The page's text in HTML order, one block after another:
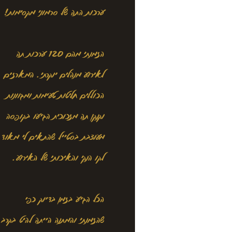
ערכות התה של סרמוני מקסימות!
הזמנתי מהם 120 ערכות תה
לאירוע מנהלים יוקרתי. המארזים
הכוללים חליטות טעימות ומגוונות
וקנקן תה מזכוכית הגיעו בקופסה
מעוצבת בסטייל שהתאים לי מאוד
לקו הנקי והאיכותי של האירוע.
הכל הגיע בזמן בדיוק כפי
שהזמנתי והמתנה הייתה להיט בקרב